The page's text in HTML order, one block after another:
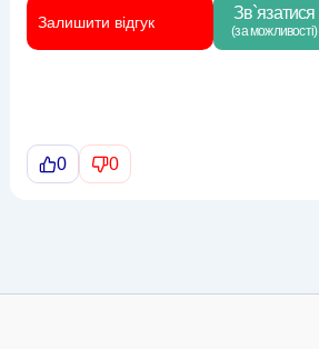
Залишити відгук Зв`язатися
(за можливості)
0 0